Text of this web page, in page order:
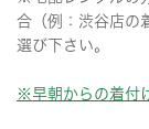
合（例：渋谷店の
選び下さい。
※早朝からの着付